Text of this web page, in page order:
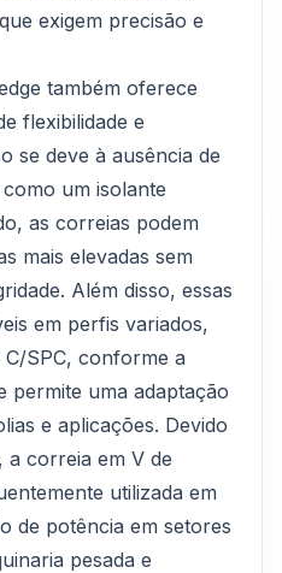
exigem precisão e
também oferece
flexibilidade e
se deve à ausência de
um isolante
as correias podem
mais elevadas sem
Além disso, essas
em perfis variados,
SPC, conforme a
permite uma adaptação
e aplicações. Devido
a correia em V de
utilizada em
de potência em setores
pesada e